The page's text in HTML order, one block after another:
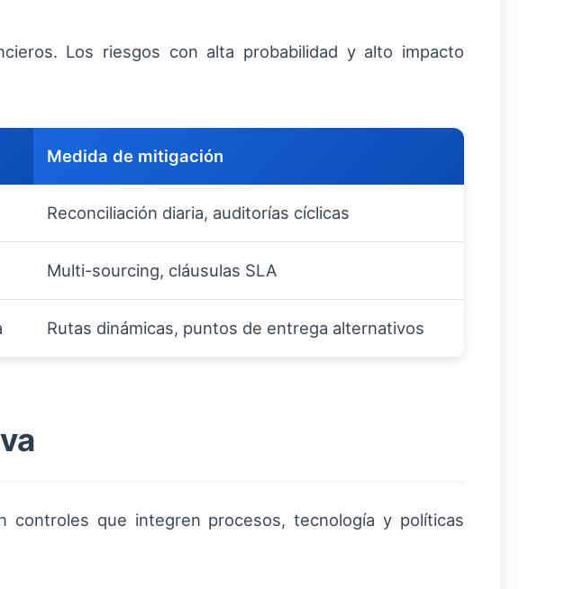
Los riesgos con alta probabilidad y alto impacto
Medida de mitigación
Reconciliación diaria, auditorías cíclicas
Multi-sourcing, cláusulas SLA
Rutas dinámicas, puntos de entrega alternativos
controles que integren procesos, tecnología y políticas